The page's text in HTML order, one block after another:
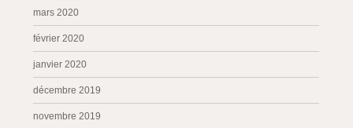
mars 2020
février 2020
janvier 2020
décembre 2019
novembre 2019